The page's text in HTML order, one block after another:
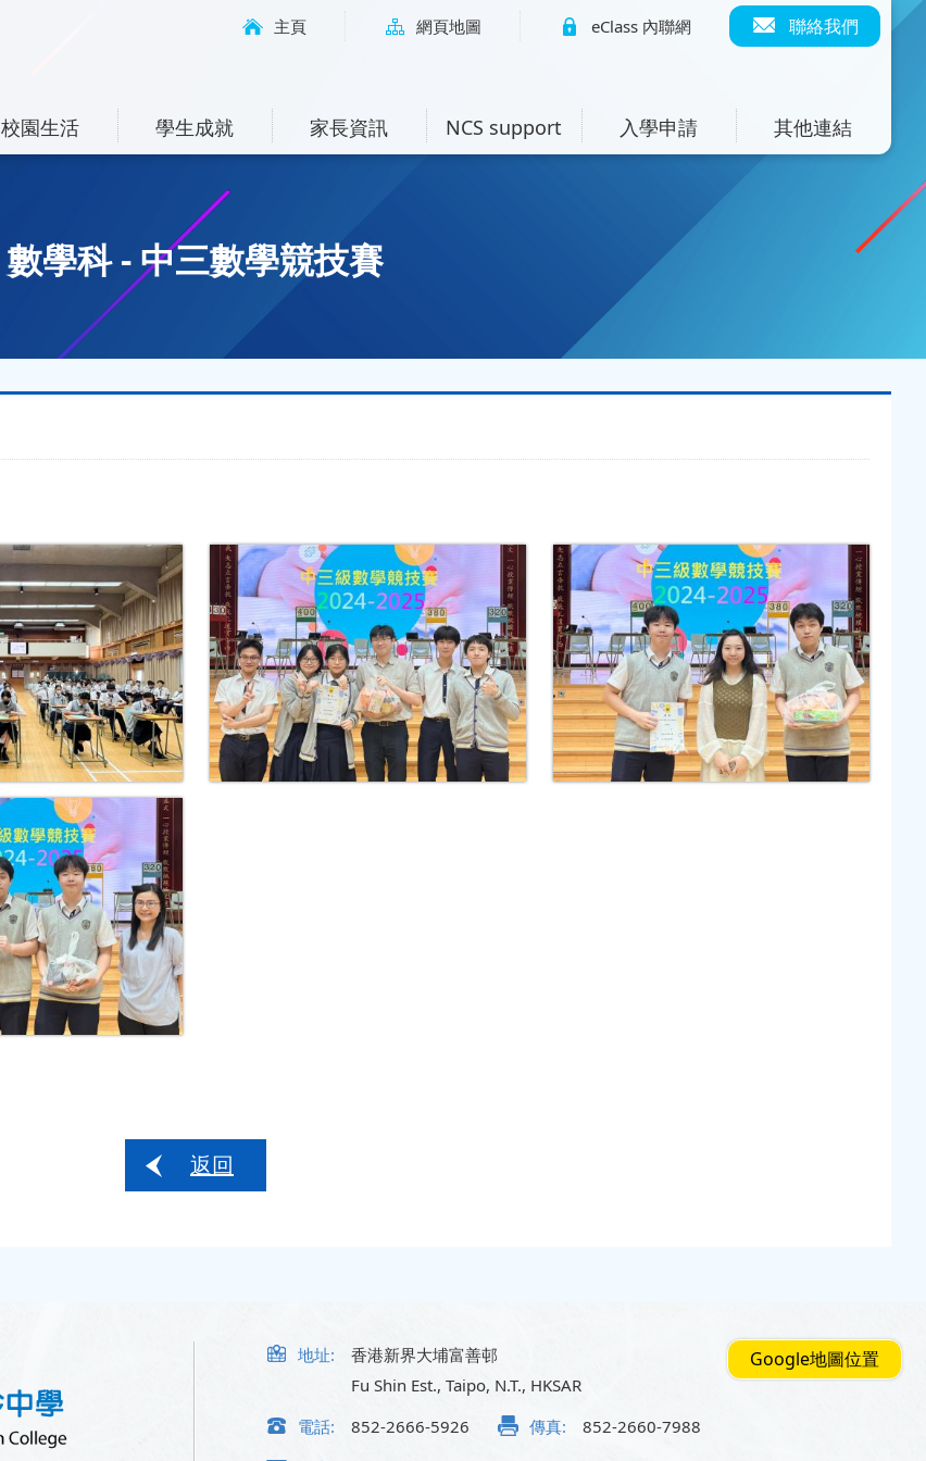
聯絡我們
主頁 網頁地圖 eClass 內聯網
校園生活 學生成就 家長資訊 NCS support 入學申請 其他連結
數學科 - 中三數學競技賽
返回
Google地圖位置
地址:
香港新界大埔富善邨
Fu Shin Est., Taipo, N.T., HKSAR
電話:
852-2666-5926 傳真:
852-2660-7988